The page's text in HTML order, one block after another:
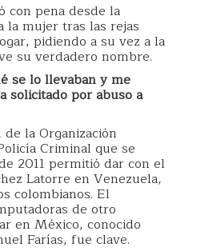
con pena desde la
la mujer tras las rejas
pidiendo a su vez a la
su verdadero nombre.
se lo llevaban y me
solicitado por abuso a
la Organización
Criminal que se
2011 permitió dar con el
Latorre en Venezuela,
colombianos. El
de otro
en México, conocido
Farías, fue clave.